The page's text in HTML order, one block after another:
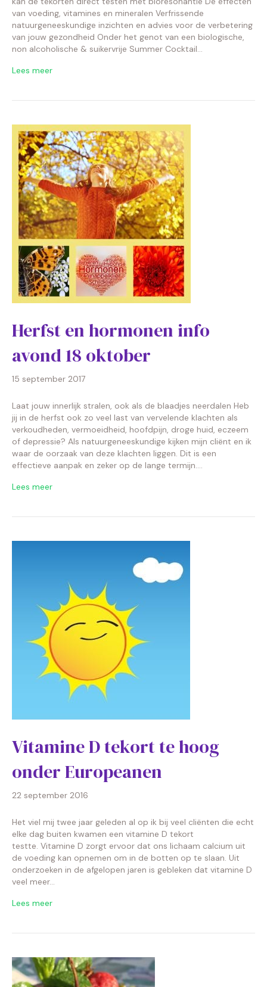
van voeding, vitamines en mineralen Verfrissende
natuurgeneeskundige inzichten en advies voor de verbetering
van jouw gezondheid Onder het genot van een biologische,
non alcoholische & suikervrije Summer Cocktail…
Lees meer
Herfst en hormonen info
avond 18 oktober
15 september 2017
Laat jouw innerlijk stralen, ook als de blaadjes neerdalen Heb
jij in de herfst ook zo veel last van vervelende klachten als
verkoudheden, vermoeidheid, hoofdpijn, droge huid, eczeem
of depressie? Als natuurgeneeskundige kijken mijn cliënt en ik
waar de oorzaak van deze klachten liggen. Dit is een
effectieve aanpak en zeker op de lange termijn.…
Lees meer
Vitamine D tekort te hoog
onder Europeanen
22 september 2016
Het viel mij twee jaar geleden al op ik bij veel cliënten die echt
elke dag buiten kwamen een vitamine D tekort
testte. Vitamine D zorgt ervoor dat ons lichaam calcium uit
de voeding kan opnemen om in de botten op te slaan. Uit
onderzoeken in de afgelopen jaren is gebleken dat vitamine D
veel meer…
Lees meer